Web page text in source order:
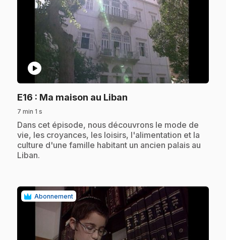
play_circle
E16 : Ma maison au Liban
7 min 1 s
.Dans cet épisode, nous découvrons le mode de
vie, les croyances, les loisirs, l'alimentation et la
culture d'une famille habitant un ancien palais au
Liban.
Abonnement